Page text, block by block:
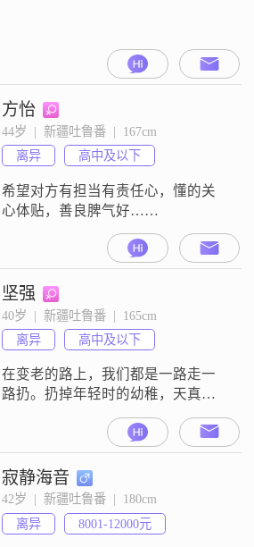
方怡
44岁  |  新疆吐鲁番  |  167cm
离异
高中及以下
希望对方有担当有责任心，懂的关
心体贴，善良脾气好……
坚强
40岁  |  新疆吐鲁番  |  165cm
离异
高中及以下
在变老的路上，我们都是一路走一
路扔。扔掉年轻时的幼稚，天真，
也一路拾起成熟和坚韧。回望过
去，感恩岁月把我们变成了更好的
自己。
寂静海音
42岁  |  新疆吐鲁番  |  180cm
离异
8001-12000元